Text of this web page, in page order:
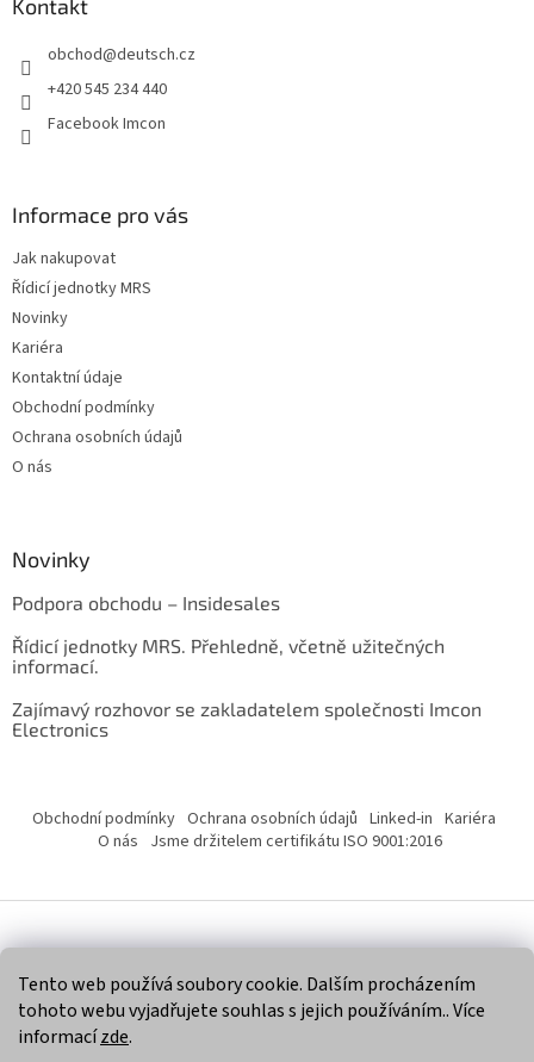
Tento web používá soubory cookie. Dalším procházením
tohoto webu vyjadřujete souhlas s jejich používáním.. Více
informacízde.
Kontakt
obchod@deutsch.cz
+420 545 234 440
Facebook Imcon
Informace pro vás
Jak nakupovat
Řídicí jednotky MRS
Novinky
Kariéra
Kontaktní údaje
Obchodní podmínky
Ochrana osobních údajů
O nás
Novinky
Podpora obchodu – Insidesales
Řídicí jednotky MRS. Přehledně, včetně užitečných
informací.
Zajímavý rozhovor se zakladatelem společnosti Imcon
Electronics
Obchodní podmínky Ochrana osobních údajů Linked-in Kariéra
O nás Jsme držitelem certifikátu ISO 9001:2016
Copyright 2026